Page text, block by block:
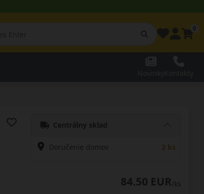
Centrálny sklad
Doručenie domov 2 ks
84.50 EUR/ks